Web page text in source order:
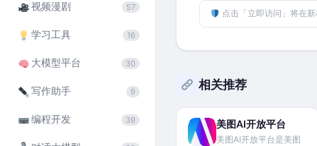
视频漫剧 57
学习工具 16
大模型平台 30
写作助手 9
编程开发 39
点击「立即访问」将在
相关推荐
美图AI开放平台
美图AI开放平台是美图